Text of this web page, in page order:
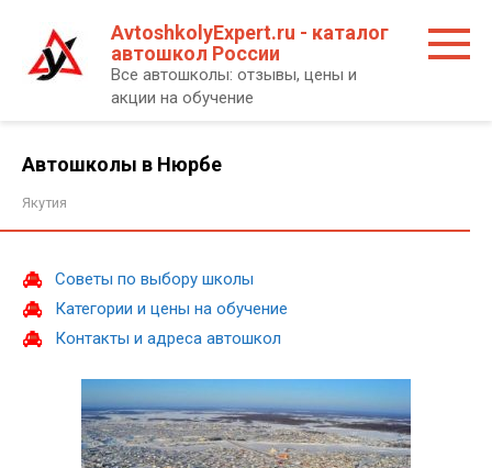
контенту
AvtoshkolyExpert.ru - каталог
автошкол России
Все автошколы: отзывы, цены и
акции на обучение
Автошколы в Нюрбе
Якутия
Советы по выбору школы
Категории и цены на обучение
Контакты и адреса автошкол